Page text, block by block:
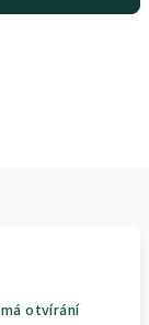
otvírání